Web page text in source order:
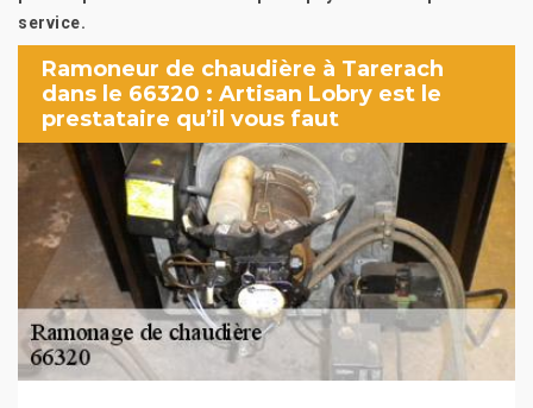
service.
Ramoneur de chaudière à Tarerach
dans le 66320 : Artisan Lobry est le
prestataire qu’il vous faut